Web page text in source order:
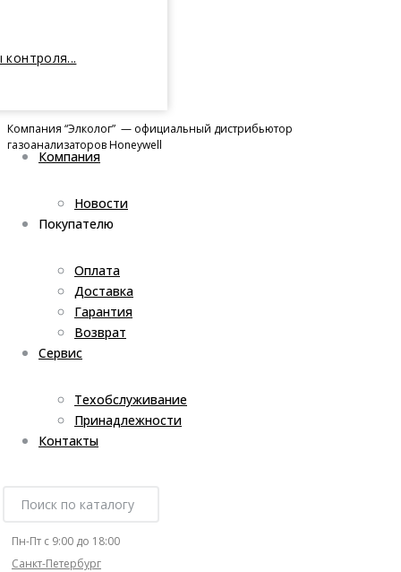
Компания “Элколог” — официальный дистрибьютор
газоанализаторов Honeywell
Компания
Новости
Покупателю
Оплата
Доставка
Гарантия
Возврат
Сервис
Техобслуживание
Принадлежности
Контакты
Пн-Пт с 9:00 до 18:00
Санкт-Петербург